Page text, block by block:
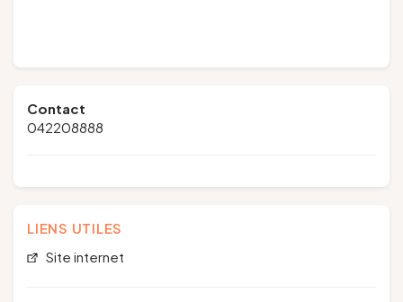
Contact
042208888
LIENS UTILES
Site internet